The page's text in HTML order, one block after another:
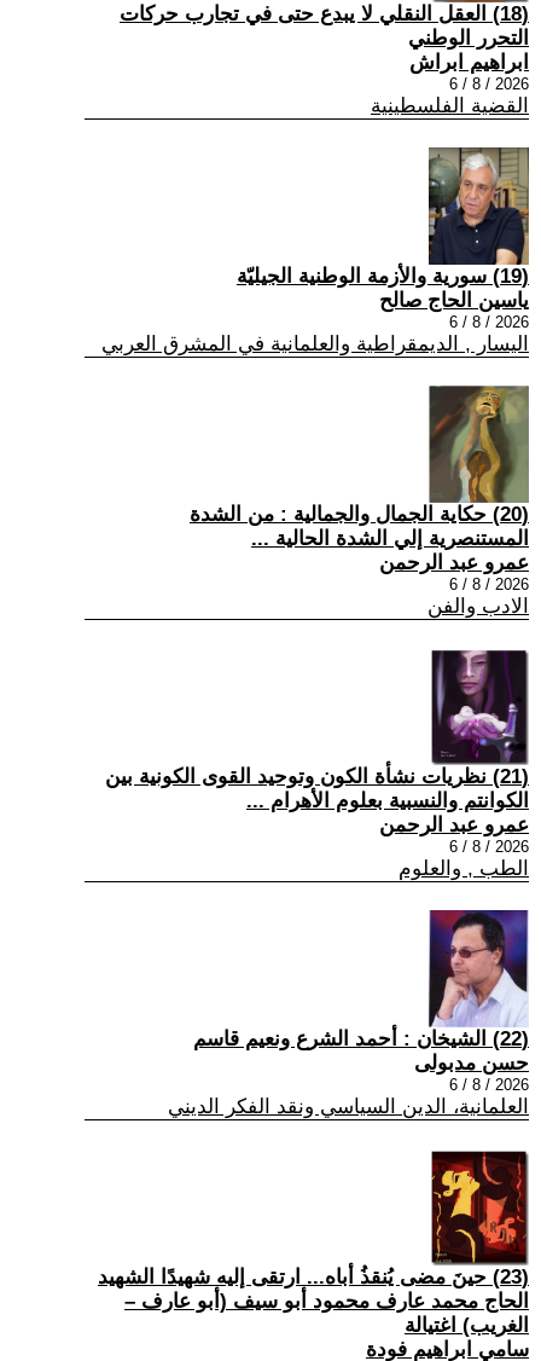
(18) العقل النقلي لا يبدع حتى في تجارب حركات
التحرر الوطني
ابراهيم ابراش
2026 / 8 / 6
القضية الفلسطينية
(19) سورية والأزمة الوطنية الجيليّة
ياسين الحاج صالح
2026 / 8 / 6
اليسار , الديمقراطية والعلمانية في المشرق العربي
(20) حكاية الجمال والجمالية : من الشدة
المستنصرية إلي الشدة الحالية ...
عمرو عبد الرحمن
2026 / 8 / 6
الادب والفن
(21) نظريات نشأة الكون وتوحيد القوى الكونية بين
الكوانتم والنسبية بعلوم الأهرام ...
عمرو عبد الرحمن
2026 / 8 / 6
الطب , والعلوم
(22) الشيخان : أحمد الشرع ونعيم قاسم
حسن مدبولى
2026 / 8 / 6
العلمانية، الدين السياسي ونقد الفكر الديني
(23) حينَ مضى يُنقذُ أباه... ارتقى إليه شهيدًا الشهيد
الحاج محمد عارف محمود أبو سيف (أبو عارف –
الغريب) اغتيالة
سامي ابراهيم فودة